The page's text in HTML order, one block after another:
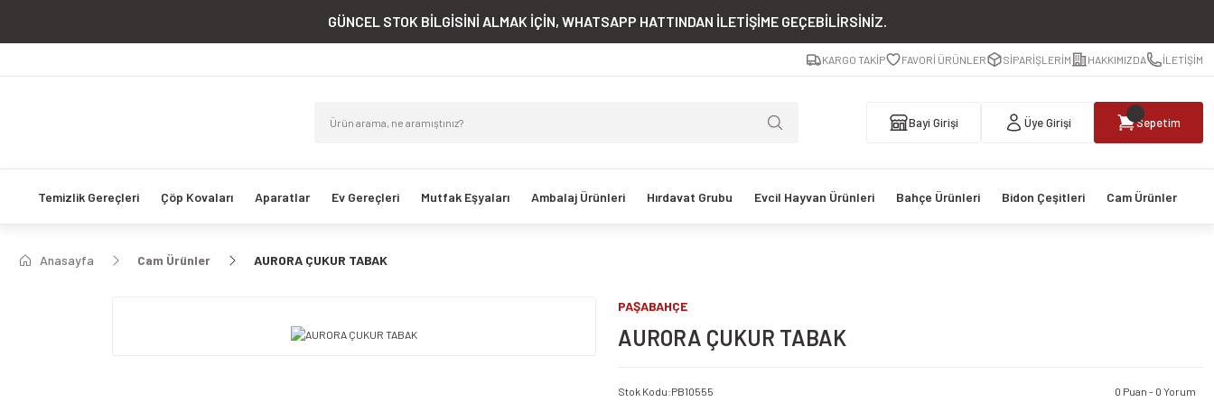
GÜNCEL STOK BİLGİSİNİ ALMAK İÇİN, WHATSAPP HATTINDAN İLETİŞİME GEÇEBİLİRSİNİZ.
KARGO TAKİP FAVORİ ÜRÜNLER SİPARİŞLERİM HAKKIMIZDA İLETİŞİM
Bayi Girişi Üye Girişi Sepetim
Temizlik Gereçleri Çöp Kovaları Aparatlar Ev Gereçleri Mutfak Eşyaları Ambalaj Ürünleri Hırdavat Grubu Evcil Hayvan Ürünleri Bahçe Ürünleri Bidon Çeşitleri Cam Ürünler
Anasayfa Cam Ürünler AURORA ÇUKUR TABAK
PAŞABAHÇE
AURORA ÇUKUR TABAK
Stok Kodu:PB10555 0 Puan - 0 Yorum